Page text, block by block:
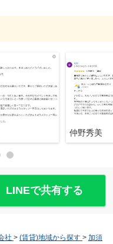
仲野秀美
LINEで共有する
社 > (賃貸)地域から探す > 加須